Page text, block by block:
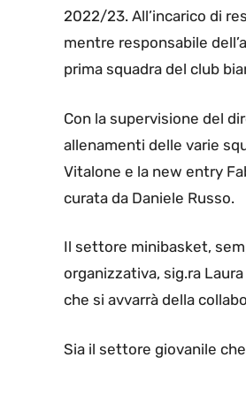
2022/23. All’incarico di
mentre responsabile
prima squadra del club
Con la supervisione del
allenamenti delle varie
Vitalone e la new entry
curata da Daniele Russo.
Il settore minibasket,
organizzativa, sig.ra
che si avvarrà della
Sia il settore giovanile